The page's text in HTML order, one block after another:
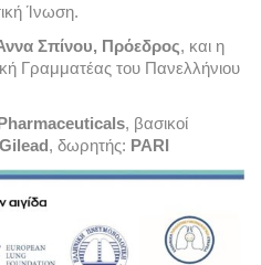
Ίνωση.
Σπίνου, Πρόεδρος
Γραμματέας του Πανελλήνιου
, βασικοί
Gilead , δωρητής: PARI